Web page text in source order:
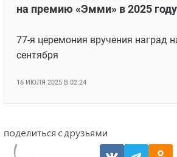
на премию «Эмми» в 2025 году
77-я церемония вручения наград
сентября
16 ИЮЛЯ 2025 В 02:24